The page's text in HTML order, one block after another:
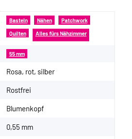
Basteln Nähen Patchwork
Quilten Alles fürs Nähzimmer
55 mm
Rosa, rot, silber
Rostfrei
Blumenkopf
0,55 mm